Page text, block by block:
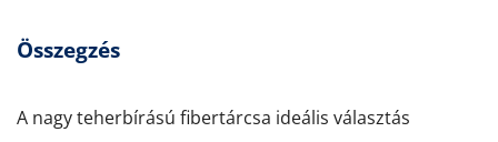
Összegzés
A nagy teherbírású fibertárcsa ideális választás